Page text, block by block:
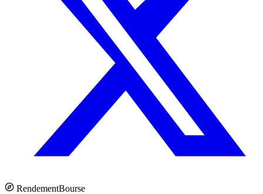
RendementBourse